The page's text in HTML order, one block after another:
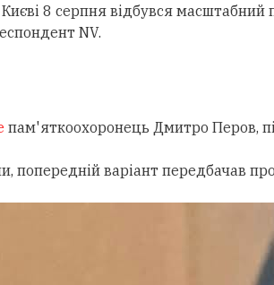
8 серпня відбувся масштабний
NV.
пам'яткоохоронець Дмитро Перов,
попередній варіант передбачав